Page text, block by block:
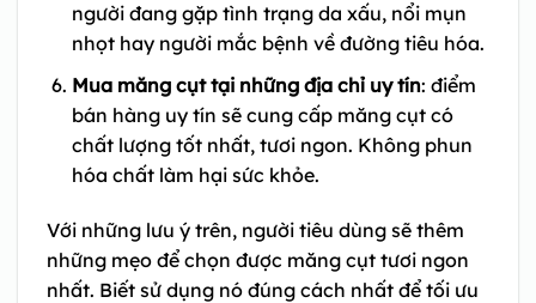
người đang gặp tình trạng da xấu, nổi mụn
nhọt hay người mắc bệnh về đường tiêu hóa.
Mua măng cụt tại những địa chỉ uy tín: điểm
bán hàng uy tín sẽ cung cấp măng cụt có
chất lượng tốt nhất, tươi ngon. Không phun
hóa chất làm hại sức khỏe.
Với những lưu ý trên, người tiêu dùng sẽ thêm
những mẹo để chọn được măng cụt tươi ngon
nhất. Biết sử dụng nó đúng cách nhất để tối ưu